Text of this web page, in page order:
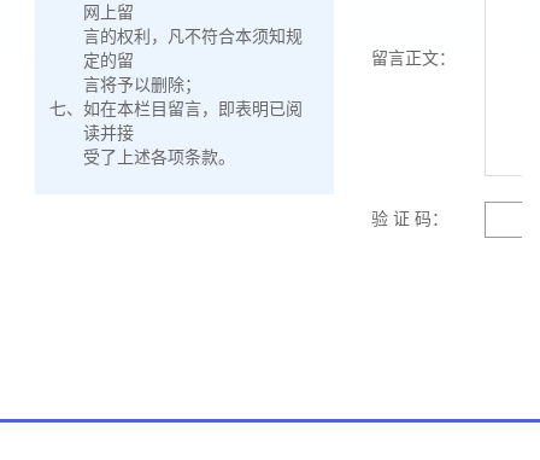
网上留
言的权利，凡不符合本须知规
定的留
言将予以删除；
七、 如在本栏目留言，即表明已阅
读并接
受了上述各项条款。
留言正文：
验 证 码：